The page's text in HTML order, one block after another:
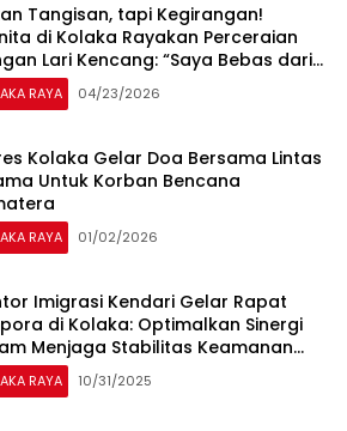
Tangisan, tapi Kegirangan!
di Kolaka Rayakan Perceraian
Lari Kencang: “Saya Bebas dari
RAYA 04/23/2026
Kolaka Gelar Doa Bersama Lintas
Untuk Korban Bencana
RAYA 01/02/2026
Imigrasi Kendari Gelar Rapat
di Kolaka: Optimalkan Sinergi
Menjaga Stabilitas Keamanan
RAYA 10/31/2025